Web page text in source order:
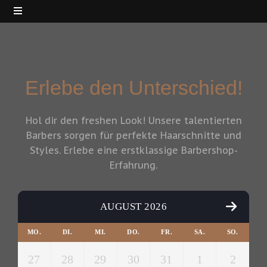
Erlebe den Unterschied!
Hol dir den freshen Look! Unsere talentierten
Barbers sorgen für perfekte Haarschnitte und
Styles. Erlebe eine erstklassige Barbershop-
Erfahrung.
AUGUST 2026
MO. DI. MI. DO. FR. SA. SO.
27 28 29 30 31 1 2